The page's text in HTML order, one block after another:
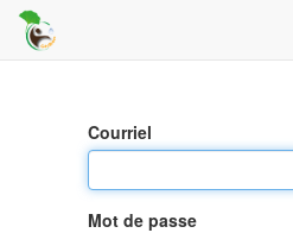
Courriel
Mot de passe